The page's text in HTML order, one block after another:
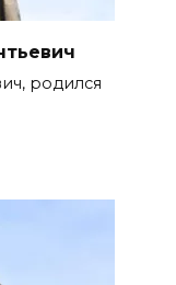
родился